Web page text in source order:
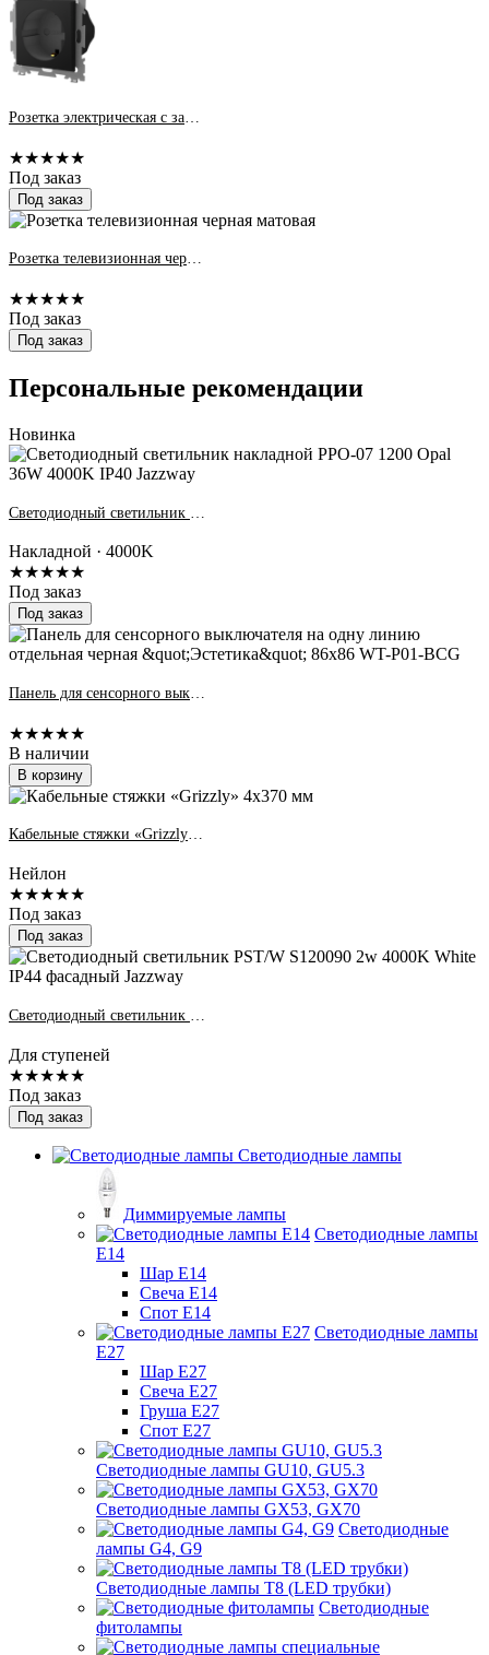
★★★★★
Под заказ
Под заказ
Розетка телевизионная черная матовая
★★★★★
Под заказ
Под заказ
Персональные рекомендации
Новинка
Накладной · 4000K
★★★★★
Под заказ
Под заказ
★★★★★
В наличии
В корзину
Кабельные стяжки «Grizzly» 4x370 мм
Нейлон
★★★★★
Под заказ
Под заказ
Для ступеней
★★★★★
Под заказ
Под заказ
Светодиодные лампы
Диммируемые лампы
Светодиодные лампы
Е14
Шар Е14
Свеча Е14
Спот Е14
Светодиодные лампы
Е27
Шар Е27
Свеча Е27
Груша Е27
Спот Е27
Светодиодные лампы GU10, GU5.3
Светодиодные лампы GX53, GX70
Светодиодные
лампы G4, G9
Светодиодные лампы Т8 (LED трубки)
Светодиодные
фитолампы